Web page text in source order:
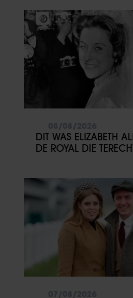
DIT WAS ELIZABETH
DE ROYAL DIE